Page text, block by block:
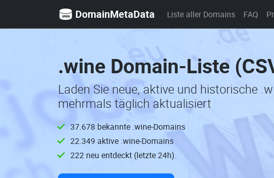
DomainMetaData Liste aller Domains FAQ
.wine Domain-Liste
Laden Sie neue, aktive und historische
mehrmals täglich aktualisiert
37.678 bekannte .wine-Domains
22.349 aktive .wine-Domains
222 neu entdeckt (letzte 24h)